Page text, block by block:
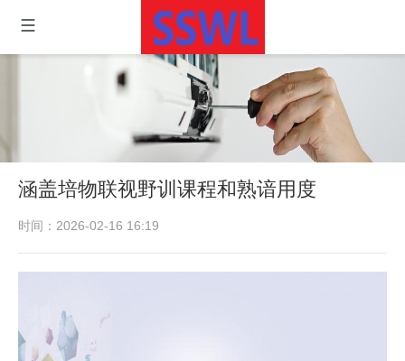
涵盖培物联视野训课程和熟谙用度
时间：2026-02-16 16:19